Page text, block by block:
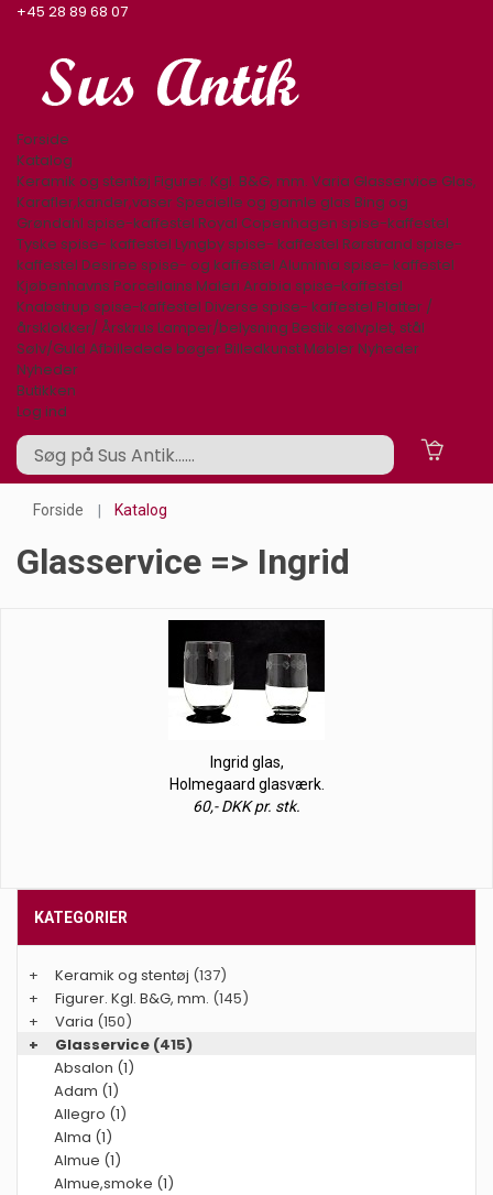
+45 28 89 68 07
Forside
Katalog
Keramik og stentøj Figurer. Kgl. B&G, mm. Varia Glasservice Glas,
Karafler,kander,vaser Specielle og gamle glas Bing og
Grøndahl spise-kaffestel Royal Copenhagen spise-kaffestel
Tyske spise- kaffestel Lyngby spise- kaffestel Rørstrand spise-
kaffestel Desiree spise- og kaffestel Aluminia spise- kaffestel
Kjøbenhavns Porcellains Maleri Arabia spise-kaffestel
Knabstrup spise-kaffestel Diverse spise- kaffestel Platter /
årsklokker/ Årskrus Lamper/belysning Bestik sølvplet, stål
Sølv/Guld Afbilledede bøger Billedkunst Møbler Nyheder
Nyheder
Butikken
Log ind
Forside Katalog
Glasservice => Ingrid
Ingrid glas,
Holmegaard glasværk.
60,- DKK pr. stk.
KATEGORIER
+ Keramik og stentøj (137)
+
Figurer. Kgl. B&G, mm. (145)
+
Varia (150)
+
Glasservice (415)
Absalon (1)
Adam (1)
Allegro (1)
Alma (1)
Almue (1)
Almue,smoke (1)